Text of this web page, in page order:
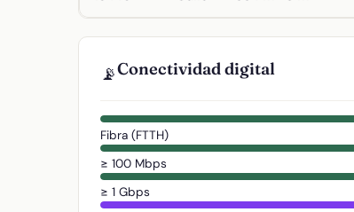
📡Conectividad digital
Fibra (FTTH)
≥ 100 Mbps
≥ 1 Gbps